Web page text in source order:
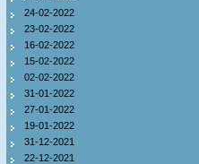
24-02-2022
23-02-2022
16-02-2022
15-02-2022
02-02-2022
31-01-2022
27-01-2022
19-01-2022
31-12-2021
22-12-2021